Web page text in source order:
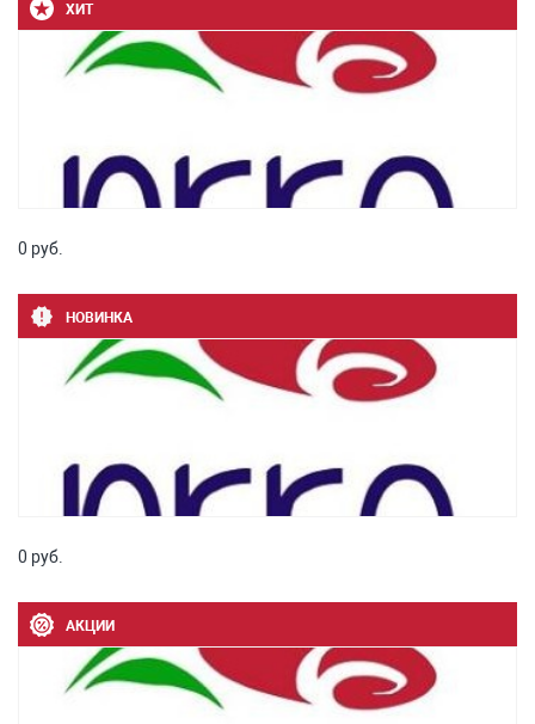
ХИТ
0 руб.
НОВИНКА
0 руб.
АКЦИИ